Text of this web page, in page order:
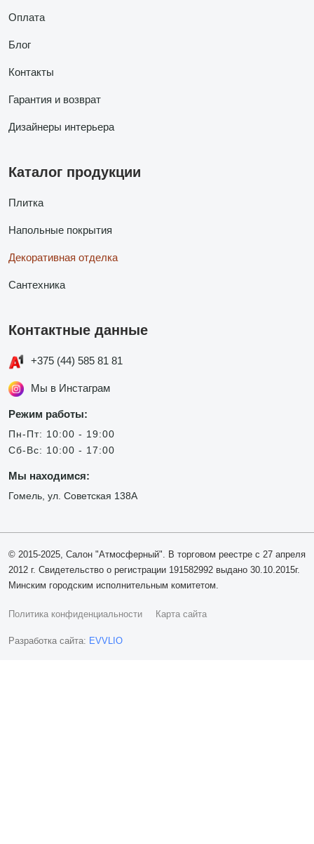
Оплата
Блог
Контакты
Гарантия и возврат
Дизайнеры интерьера
Каталог продукции
Плитка
Напольные покрытия
Декоративная отделка
Сантехника
Контактные данные
+375 (44) 585 81 81
Мы в Инстаграм
Режим работы:
Пн-Пт: 10:00 - 19:00
Сб-Вс: 10:00 - 17:00
Мы находимся:
Гомель, ул. Советская 138А
© 2015-2025, Салон "Атмосферный". В торговом реестре с 27 апреля
2012 г. Свидетельство о регистрации 191582992 выдано 30.10.2015г.
Минским городским исполнительным комитетом.
Политика конфиденциальности Карта сайта
Разработка сайта: EVVLIO